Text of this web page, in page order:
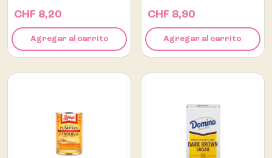
CHF 8,20
Agregar al carrito
CHF 8,90
Agregar al carrito